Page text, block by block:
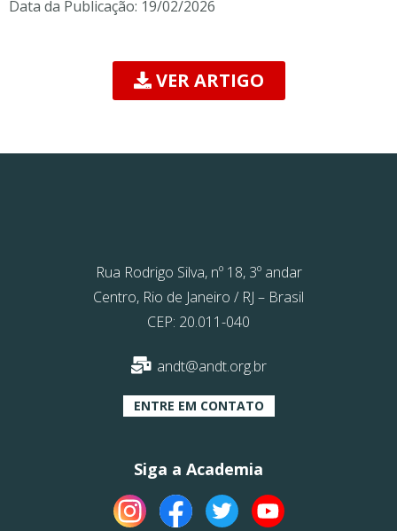
Data da Publicação: 19/02/2026
VER ARTIGO
Rua Rodrigo Silva, nº 18, 3º andar
Centro, Rio de Janeiro / RJ – Brasil
CEP: 20.011-040
andt@andt.org.br
ENTRE EM CONTATO
Siga a Academia